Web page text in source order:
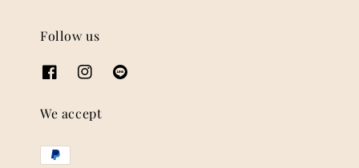
Follow us
We accept